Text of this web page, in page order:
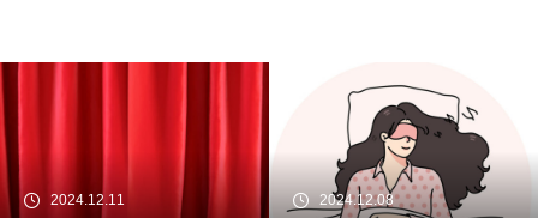
2024.12.11
2024.12.08